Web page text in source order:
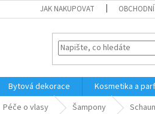
JAK NAKUPOVAT
Bytová dekorace Kosmetika a
Péče o vlasy Šampony